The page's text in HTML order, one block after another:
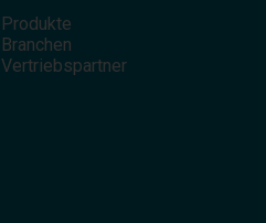
Produkte
Branchen
Vertriebspartner